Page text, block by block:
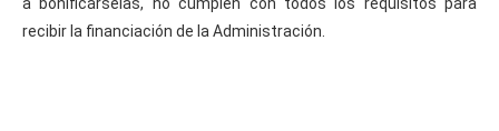
recibir la financiación de la Administración.